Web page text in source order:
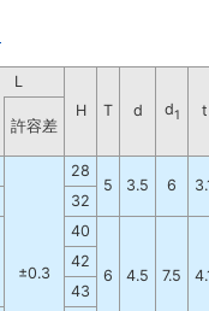
L
H
T d d1
t
許容差
±0.3
28
5
3.5 6
32
40
6 4.5 7.5
42
43